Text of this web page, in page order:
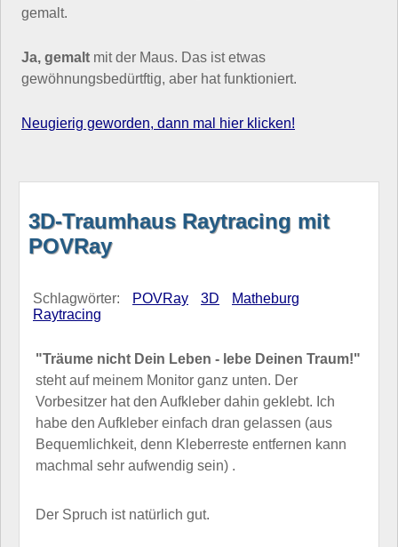
gemalt.
Ja, gemalt mit der Maus. Das ist etwas
gewöhnungsbedürtftig, aber hat funktioniert.
Neugierig geworden, dann mal hier klicken!
3D-Traumhaus Raytracing mit
POVRay
Schlagwörter: POVRay 3D
Matheburg
Raytracing
"Träume nicht Dein Leben - lebe Deinen Traum!"
steht auf meinem Monitor ganz unten. Der
Vorbesitzer hat den Aufkleber dahin geklebt. Ich
habe den Aufkleber einfach dran gelassen (aus
Bequemlichkeit, denn Kleberreste entfernen kann
machmal sehr aufwendig sein) .
Der Spruch ist natürlich gut.